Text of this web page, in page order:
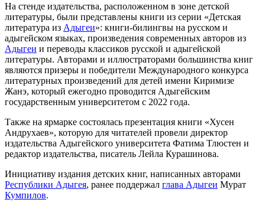
На стенде издательства, расположенном в зоне детской
литературы, были представлены книги из серии «Детская
литература из Адыгеи»: книги-билингвы на русском и
адыгейском языках, произведения современных авторов из
Адыгеи и переводы классиков русской и адыгейской
литературы. Авторами и иллюстраторами большинства книг
являются призеры и победители Международного конкурса
литературных произведений для детей имени Киримизе
Жанэ, который ежегодно проводится Адыгейским
государственным университетом с 2022 года.
Также на ярмарке состоялась презентация книги «Хусен
Андрухаев», которую для читателей провели директор
издательства Адыгейского университета Фатима Тлюстен и
редактор издательства, писатель Лейла Курашинова.
Инициативу издания детских книг, написанных авторами
Республики Адыгея, ранее поддержал глава Адыгеи Мурат
Кумпилов.